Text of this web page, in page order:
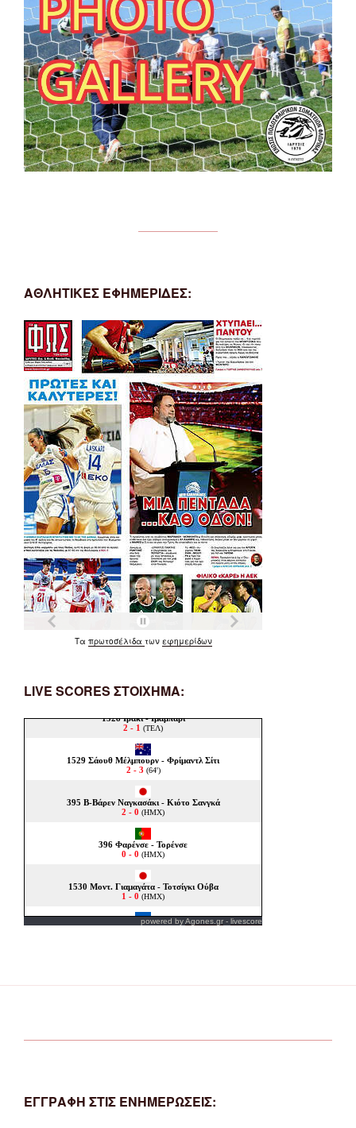
ΑΘΛΗΤΙΚΕΣ ΕΦΗΜΕΡΙΔΕΣ:
Τα πρωτοσέλιδα των εφημερίδων
LIVE SCORES ΣΤΟΙΧΗΜΑ:
powered byAgones.gr - livescore
ΕΓΓΡΑΦΗ ΣΤΙΣ ΕΝΗΜΕΡΩΣΕΙΣ: